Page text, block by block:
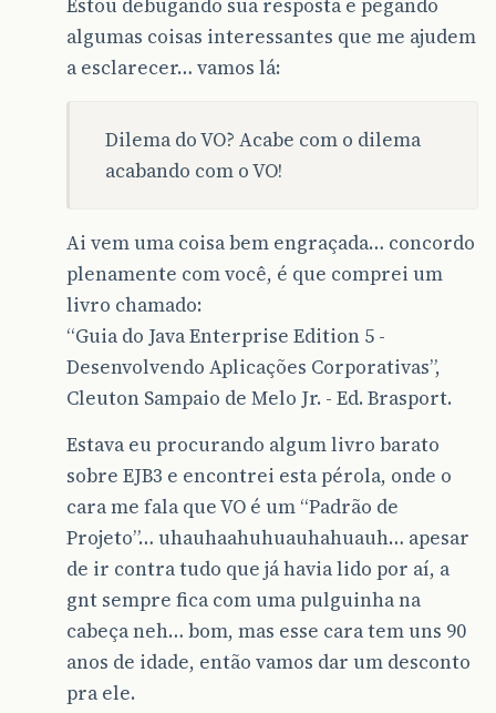
algumas coisas interessantes que me ajudem
a esclarecer… vamos lá:
Dilema do VO? Acabe com o dilema
acabando com o VO!
Ai vem uma coisa bem engraçada… concordo
plenamente com você, é que comprei um
livro chamado:
“Guia do Java Enterprise Edition 5 -
Desenvolvendo Aplicações Corporativas”,
Cleuton Sampaio de Melo Jr. - Ed. Brasport.
Estava eu procurando algum livro barato
sobre EJB3 e encontrei esta pérola, onde o
cara me fala que VO é um “Padrão de
Projeto”… uhauhaahuhuauhahuauh… apesar
de ir contra tudo que já havia lido por aí, a
gnt sempre fica com uma pulguinha na
cabeça neh… bom, mas esse cara tem uns 90
anos de idade, então vamos dar um desconto
pra ele.